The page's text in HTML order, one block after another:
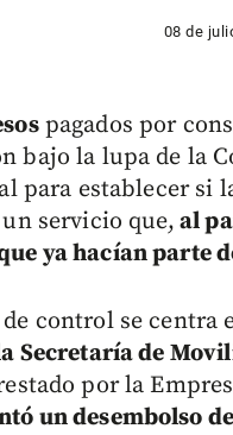
08 de
pagados por
bajo la lupa de la
para establecer si
servicio que, al
ya hacían parte
control se centra
Secretaría de
por la
un desembolso